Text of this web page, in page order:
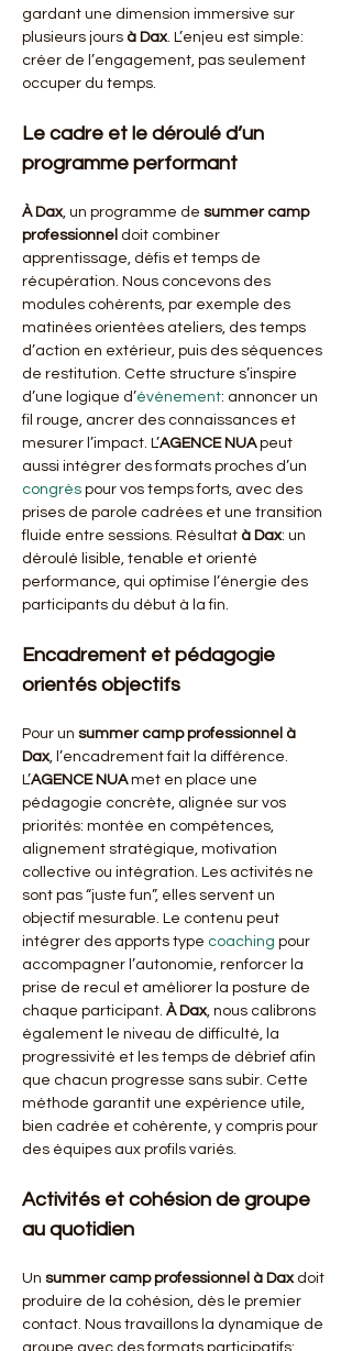
gardant une dimension immersive sur
plusieurs jours à Dax. L’enjeu est simple:
créer de l’engagement, pas seulement
occuper du temps.
Le cadre et le déroulé d’un
programme performant
À Dax, un programme de summer camp
professionnel doit combiner
apprentissage, défis et temps de
récupération. Nous concevons des
modules cohérents, par exemple des
matinées orientées ateliers, des temps
d’action en extérieur, puis des séquences
de restitution. Cette structure s’inspire
d’une logique d’événement: annoncer un
fil rouge, ancrer des connaissances et
mesurer l’impact. L’AGENCE NUA peut
aussi intégrer des formats proches d’un
congrès pour vos temps forts, avec des
prises de parole cadrées et une transition
fluide entre sessions. Résultat à Dax: un
déroulé lisible, tenable et orienté
performance, qui optimise l’énergie des
participants du début à la fin.
Encadrement et pédagogie
orientés objectifs
Pour un summer camp professionnel à
Dax, l’encadrement fait la différence.
L’AGENCE NUA met en place une
pédagogie concrète, alignée sur vos
priorités: montée en compétences,
alignement stratégique, motivation
collective ou intégration. Les activités ne
sont pas “juste fun”, elles servent un
objectif mesurable. Le contenu peut
intégrer des apports type coaching pour
accompagner l’autonomie, renforcer la
prise de recul et améliorer la posture de
chaque participant. À Dax, nous calibrons
également le niveau de difficulté, la
progressivité et les temps de débrief afin
que chacun progresse sans subir. Cette
méthode garantit une expérience utile,
bien cadrée et cohérente, y compris pour
des équipes aux profils variés.
Activités et cohésion de groupe
au quotidien
Un summer camp professionnel à Dax doit
produire de la cohésion, dès le premier
contact. Nous travaillons la dynamique de
groupe avec des formats participatifs: